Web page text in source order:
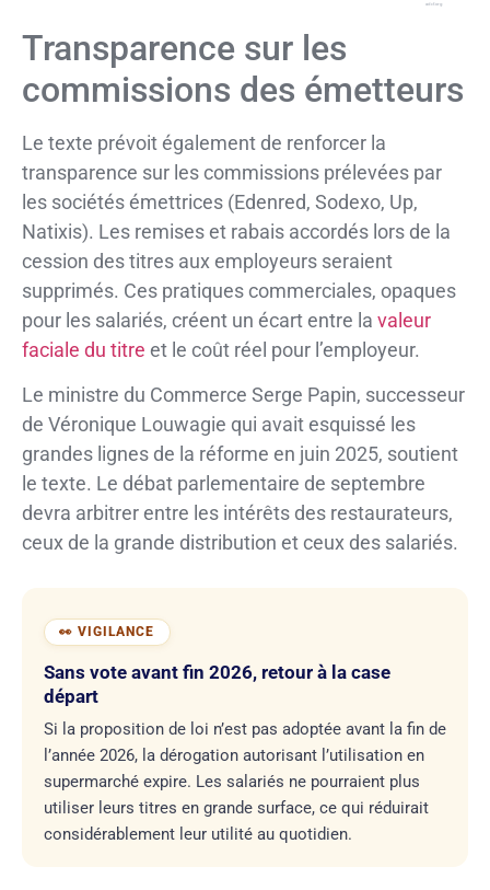
adcf.org
Transparence sur les
commissions des émetteurs
Le texte prévoit également de renforcer la
transparence sur les commissions prélevées par
les sociétés émettrices (Edenred, Sodexo, Up,
Natixis). Les remises et rabais accordés lors de la
cession des titres aux employeurs seraient
supprimés. Ces pratiques commerciales, opaques
pour les salariés, créent un écart entre la valeur
faciale du titre et le coût réel pour l’employeur.
Le ministre du Commerce Serge Papin, successeur
de Véronique Louwagie qui avait esquissé les
grandes lignes de la réforme en juin 2025, soutient
le texte. Le débat parlementaire de septembre
devra arbitrer entre les intérêts des restaurateurs,
ceux de la grande distribution et ceux des salariés.
Sans vote avant fin 2026, retour à la case
départ
Si la proposition de loi n’est pas adoptée avant la fin de
l’année 2026, la dérogation autorisant l’utilisation en
supermarché expire. Les salariés ne pourraient plus
utiliser leurs titres en grande surface, ce qui réduirait
considérablement leur utilité au quotidien.